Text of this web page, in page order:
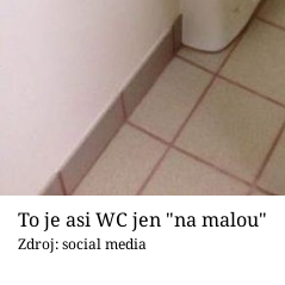
To je asi WC jen "na malou"
Zdroj: social media